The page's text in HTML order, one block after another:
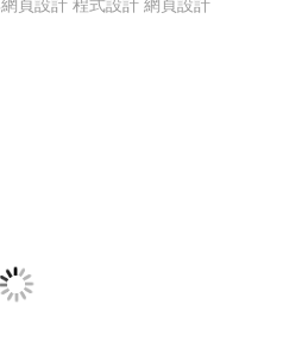
網頁設計 程式設計網頁設計